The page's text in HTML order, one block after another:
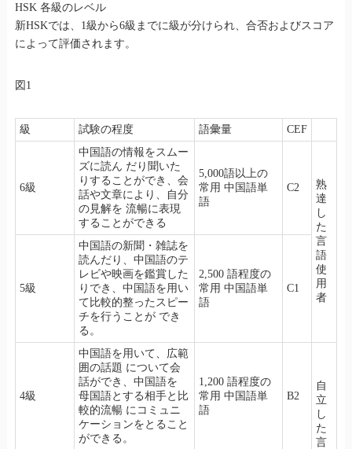
HSK 各級のレベル
新HSKでは、1級から6級までに級が分けられ、合否およびスコア
によって評価されます。
図1
級 試験の程度 語彙量 CEF
6級
中国語の情報をスムー
ズに読ん だり聞いた
りすることができ、会
話や文章により、自分
の見解を 流暢に表現
することができる
5,000語以上の
常用 中国語単
語
C2
熟
達
し
た
言
語
使
用
者
5級
中国語の新聞・雑誌を
読んだり、中国語のテ
レビや映画を鑑賞した
りでき、中国語を用い
て比較的整ったスピー
チを行うことが でき
る。
2,500 語程度の
常用 中国語単
語
C1
4級
中国語を用いて、広範
囲の話題 について会
話ができ、中国語を
母国語とする相手と比
較的流暢 にコミュニ
ケーションをとること
ができる。
1,200 語程度の
常用 中国語単
語
B2
自
立
し
た
言